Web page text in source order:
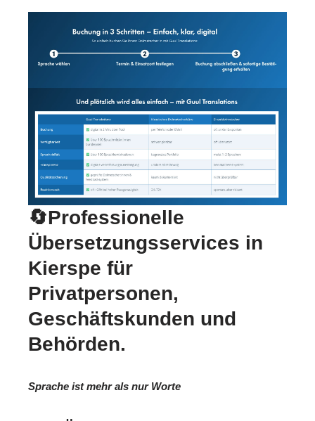
🔄Professionelle
Übersetzungsservices in
Kierspe für
Privatpersonen,
Geschäftskunden und
Behörden.
Sprache ist mehr als nur Worte